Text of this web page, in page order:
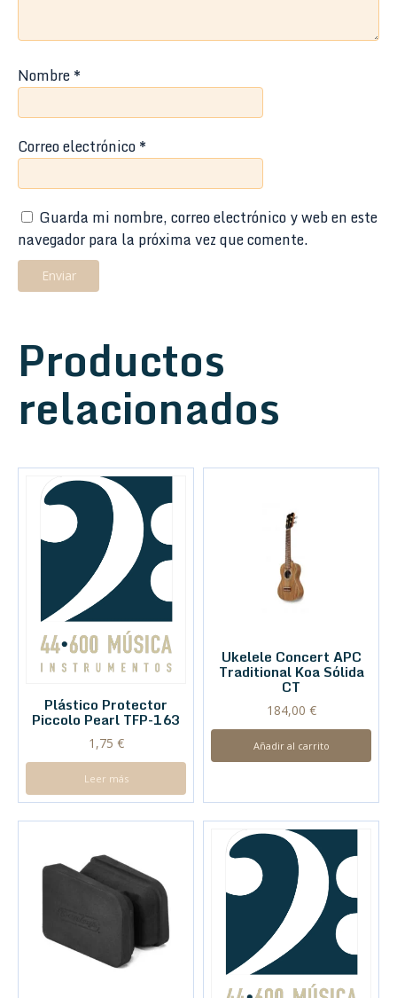
Nombre*
Correo electrónico*
Guarda mi nombre, correo electrónico y web en este
navegador para la próxima vez que comente.
Productos
relacionados
Plástico Protector
Piccolo Pearl TFP-163
1,75 €
Leer más
Ukelele Concert APC
Traditional Koa Sólida
CT
184,00 €
Añadir al carrito